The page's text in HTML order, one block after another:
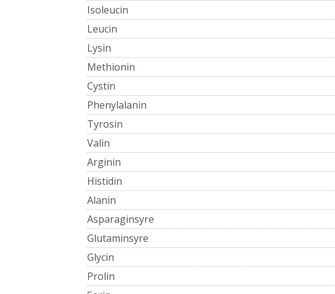
Isoleucin
Leucin
Lysin
Methionin
Cystin
Phenylalanin
Tyrosin
Valin
Arginin
Histidin
Alanin
Asparaginsyre
Glutaminsyre
Glycin
Prolin